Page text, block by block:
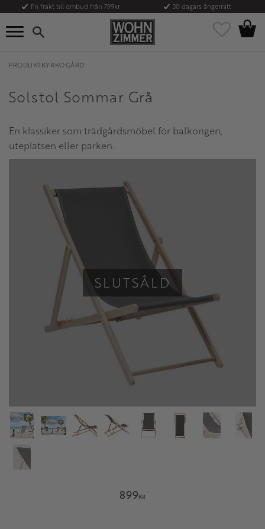
Meny
Fri frakt till ombud från 799kr 30 dagars ångerrätt
Favoriter
PRODUKTKYRKOGÅRD
Solstol Sommar Grå
En klassiker som trädgårdsmöbel för balkongen,
uteplatsen eller parken.
SLUTSÅLD
899KR